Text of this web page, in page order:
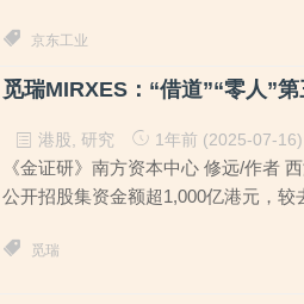
京东工业
觅瑞MIRXES：“借道”“零人”
港股 研究 1年前 (2025-07-16)
《金证研》南方资本中心 修远/作者
公开招股集资金额超1,000亿港元，较
觅瑞